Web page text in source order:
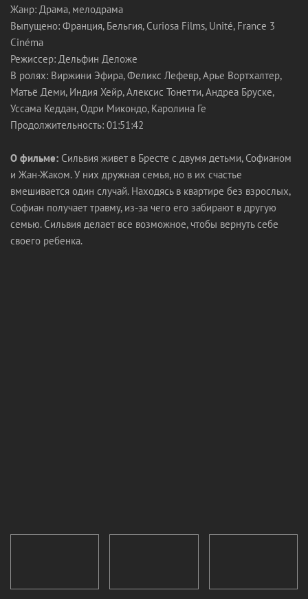
Жанр: Драма, мелодрама
Выпущено: Франция, Бельгия, Curiosa Films, Unité, France 3
Cinéma
Режиссер: Дельфин Деложе
В ролях: Виржини Эфира, Феликс Лефевр, Арье Вортхалтер,
Матьё Деми, Индия Хейр, Алексис Тонетти, Андреа Бруске,
Уссама Кеддан, Одри Микондо, Каролина Ге
Продолжительность: 01:51:42
О фильме: Сильвия живет в Бресте с двумя детьми, Софианом
и Жан-Жаком. У них дружная семья, но в их счастье
вмешивается один случай. Находясь в квартире без взрослых,
Софиан получает травму, из-за чего его забирают в другую
семью. Сильвия делает все возможное, чтобы вернуть себе
своего ребенка.